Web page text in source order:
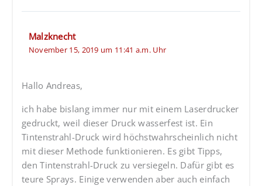
Malzknecht
November 15, 2019 um 11:41 a.m. Uhr
Hallo Andreas,
ich habe bislang immer nur mit einem Laserdrucker
gedruckt, weil dieser Druck wasserfest ist. Ein
Tintenstrahl-Druck wird höchstwahrscheinlich nicht
mit dieser Methode funktionieren. Es gibt Tipps,
den Tintenstrahl-Druck zu versiegeln. Dafür gibt es
teure Sprays. Einige verwenden aber auch einfach